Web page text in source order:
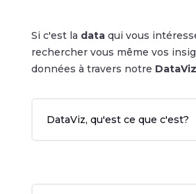
Si c'est la dataqui vous
rechercher vous même vos
données à travers notre DataViz
DataViz, qu'est ce que c'est?